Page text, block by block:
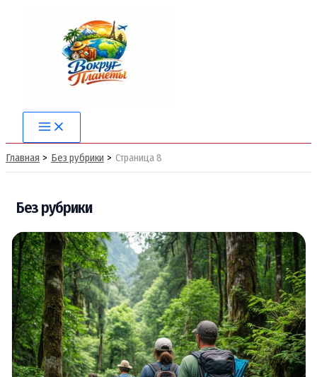
содержимому
Main
Menu
Главная Без рубрики Страница 8
Без рубрики